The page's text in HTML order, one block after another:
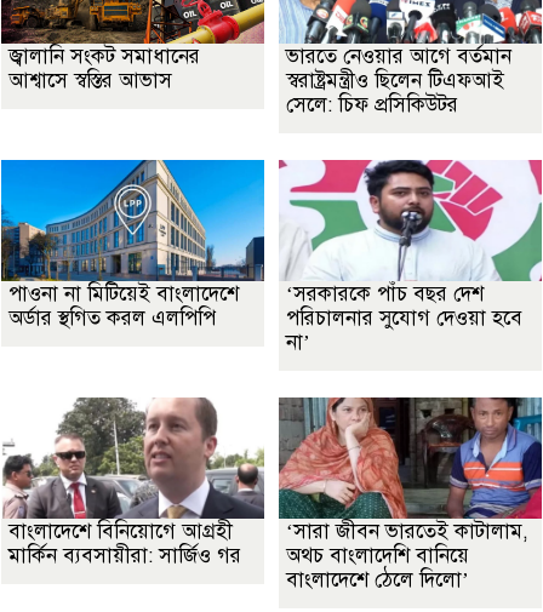
জ্বালানি সংকট সমাধানের
আশ্বাসে স্বস্তির আভাস
ভারতে নেওয়ার আগে বর্তমান
স্বরাষ্ট্রমন্ত্রীও ছিলেন টিএফআই
সেলে: চিফ প্রসিকিউটর
পাওনা না মিটিয়েই বাংলাদেশে
অর্ডার স্থগিত করল এলপিপি
‘সরকারকে পাঁচ বছর দেশ
পরিচালনার সুযোগ দেওয়া হবে
না’
বাংলাদেশে বিনিয়োগে আগ্রহী
মার্কিন ব্যবসায়ীরা: সার্জিও গর
‘সারা জীবন ভারতেই কাটালাম,
অথচ বাংলাদেশি বানিয়ে
বাংলাদেশে ঠেলে দিলো’